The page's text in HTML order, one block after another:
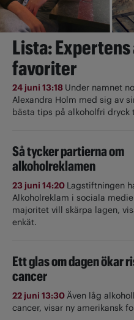
Lista:
favoriter
24 juni 13:18 Under namnet
Alexandra Holm med sig av
bästa tips på alkoholfri dryck
Så tycker partierna om
alkoholreklamen
23 juni 14:20 Lagstiftningen
Alkoholreklam i sociala
majoritet vill skärpa lagen,
enkät.
Ett glas om dagen ökar
cancer
22 juni 13:30Även låg
cancer, visar ny amerikansk